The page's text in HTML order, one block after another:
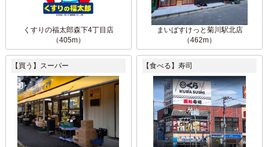
くすりの福太郎森下4丁目店
（405m）
まいばすけっと菊川駅北店
（462m）
【買う】スーパー 【食べる】寿司